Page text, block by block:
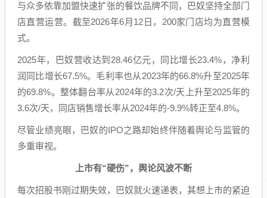
与众多依靠加盟快速扩张的餐饮品牌不同，巴奴坚持全部门
店直营运营。截至2026年6月12日，200家门店均为直营模
式。
2025年，巴奴营收达到28.46亿元，同比增长23.4%，净利
润同比增长67.5%。毛利率也从2023年的66.8%升至2025年
的69.8%。整体翻台率从2024年的3.2次/天上升至2025年的
3.6次/天，同店销售增长率从2024年的-9.9%转正至4.8%。
尽管业绩亮眼，巴奴的IPO之路却始终伴随着舆论与监管的
多重审视。
上市有“硬伤”，舆论风波不断
每次招股书刚过期失效，巴奴就火速递表，其想上市的紧迫